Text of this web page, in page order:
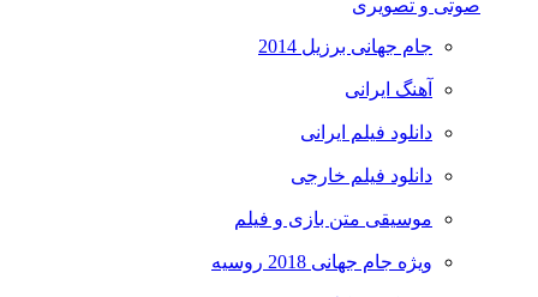
صوتی و تصویری
جام جهانی برزیل 2014
آهنگ ایرانی
دانلود فیلم ایرانی
دانلود فیلم خارجی
موسیقی متن بازی و فیلم
ویژه جام جهانی 2018 روسیه